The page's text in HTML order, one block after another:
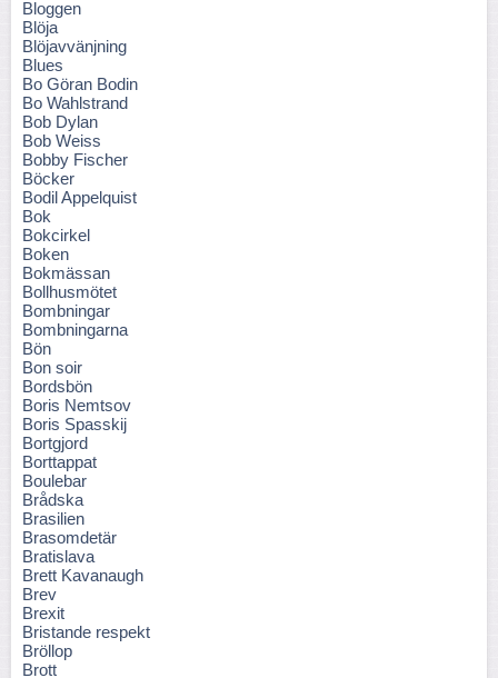
Bloggen
Blöja
Blöjavvänjning
Blues
Bo Göran Bodin
Bo Wahlstrand
Bob Dylan
Bob Weiss
Bobby Fischer
Böcker
Bodil Appelquist
Bok
Bokcirkel
Boken
Bokmässan
Bollhusmötet
Bombningar
Bombningarna
Bön
Bon soir
Bordsbön
Boris Nemtsov
Boris Spasskij
Bortgjord
Borttappat
Boulebar
Brådska
Brasilien
Brasomdetär
Bratislava
Brett Kavanaugh
Brev
Brexit
Bristande respekt
Bröllop
Brott